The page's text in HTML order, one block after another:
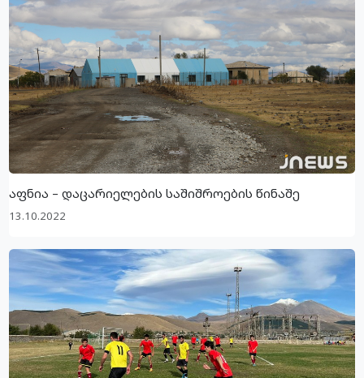
აფნია – დაცარიელების საშიშროების წინაშე
13.10.2022